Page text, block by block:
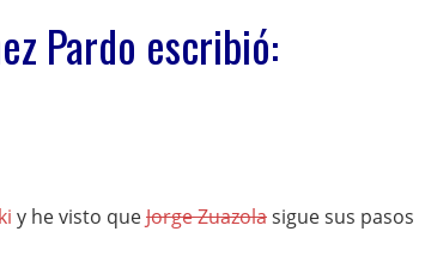
Pardo escribió:
y he visto queJorge Zuazolasigue sus pasos